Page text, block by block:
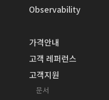
Observability
가격안내
고객 레퍼런스
고객지원
문서